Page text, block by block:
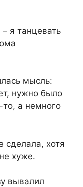
я танцевать
мысль:
нужно было
то, а немного
сделала, хотя
хуже.
вывалил